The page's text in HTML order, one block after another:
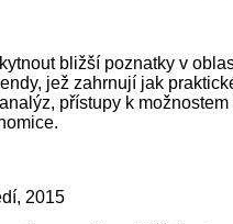
bližší poznatky v
jež zahrnují jak
přístupy k
2015